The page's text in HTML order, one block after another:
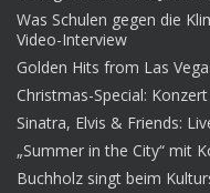
Was Schulen gegen die
Video-Interview
Golden Hits from Las
Christmas-Special:
Sinatra, Elvis & Friends:
„Summer in the City“ mit
Buchholz singt beim